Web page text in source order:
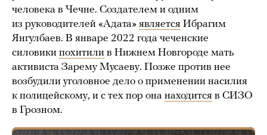
человека в Чечне. Создателем и одним
из руководителей «Адата» является Ибрагим
Янгулбаев. В январе 2022 года чеченские
силовики похитили в Нижнем Новгороде мать
активиста Зарему Мусаеву. Позже против нее
возбудили уголовное дело о применении насилия
к полицейскому, и с тех пор она находится в СИЗО
в Грозном.